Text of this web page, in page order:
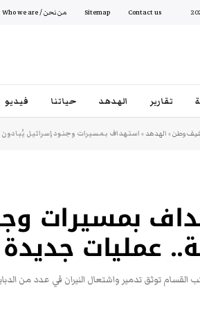
Contact us
Sitemap من نحن / Who we are
تقارير الهدهد حياتنا فيديو
وطن»الهدهد»استهداف بمسيرات وجنود إسرائيل
بمسيرات
عمليات
القسام توثق تدمير واشتعال النيران في عدد من